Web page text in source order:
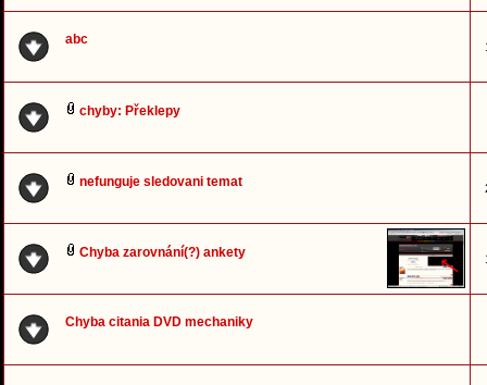
abc
chyby: Překlepy
nefunguje sledovani temat
Chyba zarovnání(?) ankety
Chyba citania DVD mechaniky